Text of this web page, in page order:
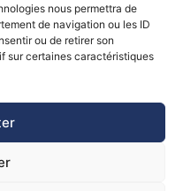
nous permettra de
de navigation ou les ID
ou de retirer son
sur certaines caractéristiques
pour la prévention des